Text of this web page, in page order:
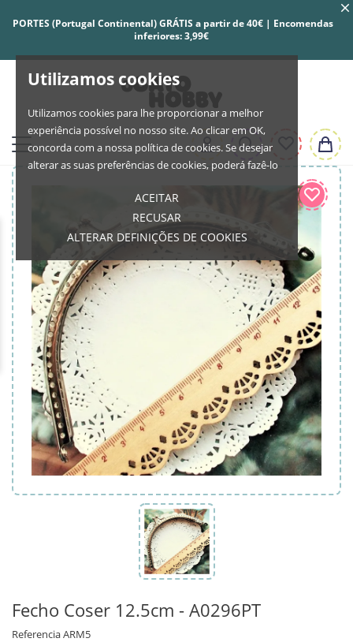
Utilizamos cookies
Utilizamos cookies para lhe proporcionar a melhor
experiência possível no nosso site. Ao clicar em OK,
concorda com a nossa política de cookies. Se desejar
alterar as suas preferências de cookies, poderá fazê-lo
ACEITAR
RECUSAR
ALTERAR DEFINIÇÕES DE COOKIES
PORTES (Portugal Continental) GRÁTIS a partir de 40€ | Encomendas
inferiores: 3,99€
Fecho Coser 12.5cm - A0296PT
ReferenciaARM5